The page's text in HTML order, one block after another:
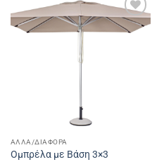
Add to
Wishlist
ΆΛΛΑ/ΔΙΆΦΟΡΑ
Ομπρέλα με Βάση 3×3